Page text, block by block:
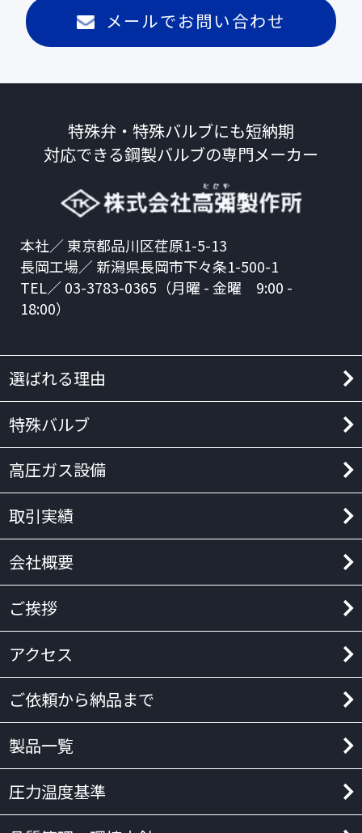
メールでお問い合わせ
特殊弁・特殊バルブにも短納期
対応できる鋼製バルブの専門メーカー
本社／ 東京都品川区荏原1-5-13
長岡工場／ 新潟県長岡市下々条1-500-1
TEL／ 03-3783-0365（月曜 - 金曜 9:00 -
18:00）
選ばれる理由
特殊バルブ
高圧ガス設備
取引実績
会社概要
ご挨拶
アクセス
ご依頼から納品まで
製品一覧
圧力温度基準